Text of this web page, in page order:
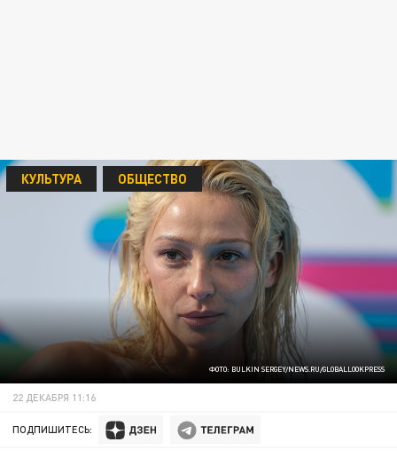
ФОТО: BULKIN SERGEY/NEWS.RU/GLOBALLOOKPRESS
КУЛЬТУРА ОБЩЕСТВО
22 ДЕКАБРЯ 11:16
ПОДПИШИТЕСЬ: